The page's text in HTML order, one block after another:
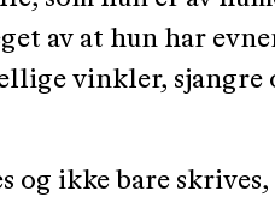
av at hun har
vinkler,
og ikke bare